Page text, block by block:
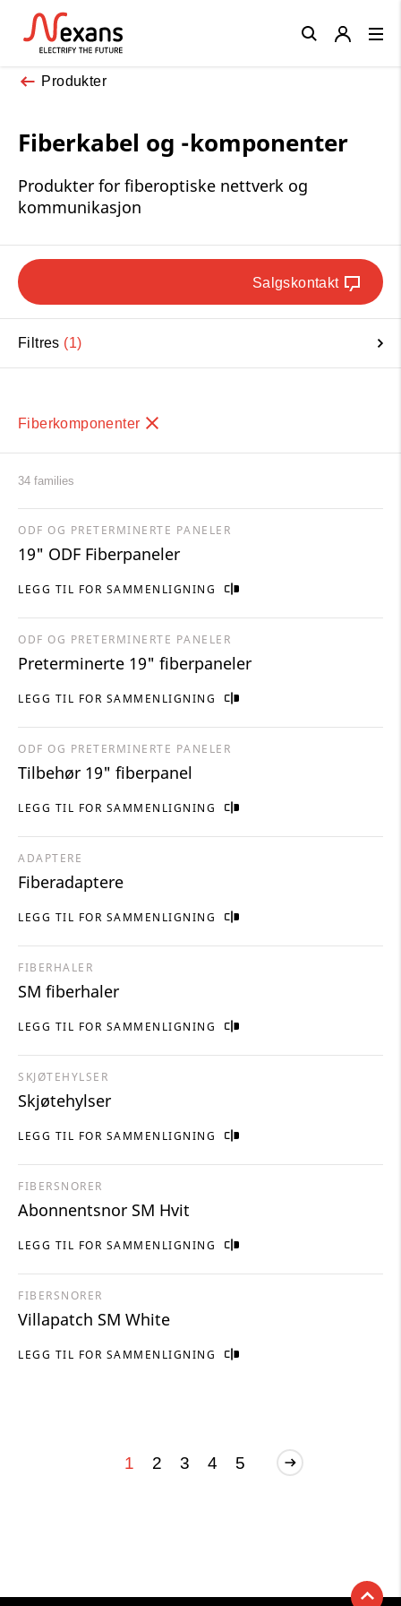
Produkter
Fiberkabel og -komponenter
Produkter for fiberoptiske nettverk og
kommunikasjon
Salgskontakt
Filtres 1
Fiberkomponenter
34 families
LEGG TIL FOR SAMMENLIGNING
ODF OG PRETERMINERTE PANELER
19" ODF Fiberpaneler
LEGG TIL FOR SAMMENLIGNING
ODF OG PRETERMINERTE PANELER
Preterminerte 19" fiberpaneler
LEGG TIL FOR SAMMENLIGNING
ODF OG PRETERMINERTE PANELER
Tilbehør 19" fiberpanel
LEGG TIL FOR SAMMENLIGNING
ADAPTERE
Fiberadaptere
LEGG TIL FOR SAMMENLIGNING
FIBERHALER
SM fiberhaler
LEGG TIL FOR SAMMENLIGNING
SKJØTEHYLSER
Skjøtehylser
LEGG TIL FOR SAMMENLIGNING
FIBERSNORER
Abonnentsnor SM Hvit
LEGG TIL FOR SAMMENLIGNING
FIBERSNORER
Villapatch SM White
1 2 3 4 5
Close